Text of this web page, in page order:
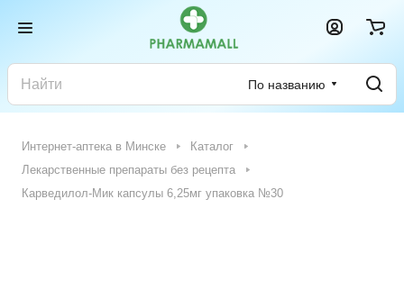
По названию
Интернет-аптека в Минске
Каталог
Лекарственные препараты без рецепта
Карведилол-Мик капсулы 6,25мг упаковка №30